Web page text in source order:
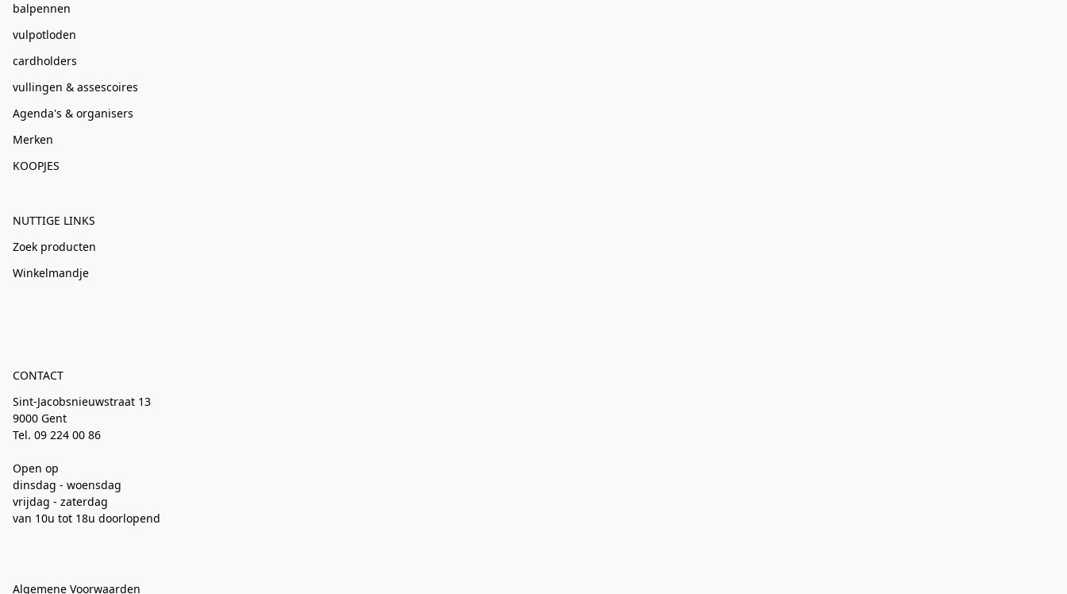
balpennen
vulpotloden
cardholders
vullingen & assescoires
Agenda's & organisers
Merken
KOOPJES
NUTTIGE LINKS
Zoek producten
Winkelmandje
CONTACT
Sint-Jacobsnieuwstraat 13
9000 Gent
Tel. 09 224 00 86
Open op
dinsdag - woensdag
vrijdag - zaterdag
van 10u tot 18u doorlopend
Algemene Voorwaarden